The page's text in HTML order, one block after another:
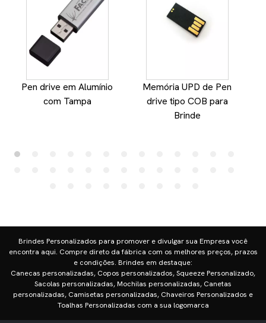
Pen drive em Alumínio
com Tampa
Memória UPD de Pen
drive tipo COB para
Brinde
Brindes Personalizados para promover e divulgar sua Empresa você
encontra aqui. Compre direto da fábrica com os melhores preços, prazos
e condições. Brindes em destaque:
Canecas personalizadas, Copos personalizados, Squeeze Personalizado,
Sacolas personalizadas, Mochilas personalizadas, Canetas
personalizadas, Camisetas personalizadas, Chaveiros Personalizados e
Toalhas Personalizadas com a sua logomarca